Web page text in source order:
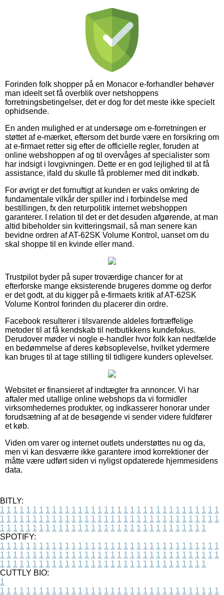
Forinden folk shopper på en Monacor e-forhandler behøver
man ideelt set få overblik over netshoppens
forretningsbetingelser, det er dog for det meste ikke specielt
ophidsende.
En anden mulighed er at undersøge om e-forretningen er
støttet af e-mærket, eftersom det burde være en forsikring om
at e-firmaet retter sig efter de officielle regler, foruden at
online webshoppen af og til overvåges af specialister som
har indsigt i lovgivningen. Dette er en god lejlighed til at få
assistance, ifald du skulle få problemer med dit indkøb.
For øvrigt er det fornuftigt at kunden er vaks omkring de
fundamentale vilkår der spiller ind i forbindelse med
bestillingen, fx den returpolitik internet webshoppen
garanterer. I relation til det er det desuden afgørende, at man
altid bibeholder sin kvitteringsmail, så man senere kan
bevidne ordren af AT-62SK Volume Kontrol, uanset om du
skal shoppe til en kvinde eller mand.
Trustpilot byder på super troværdige chancer for at
efterforske mange eksisterende brugeres domme og derfor
er det godt, at du kigger på e-firmaets kritik af AT-62SK
Volume Kontrol forinden du placerer din ordre.
Facebook resulterer i tilsvarende aldeles fortræffelige
metoder til at få kendskab til netbutikkens kundefokus.
Derudover møder vi nogle e-handler hvor folk kan nedfælde
en bedømmelse af deres købsoplevelse, hvilket ydermere
kan bruges til at tage stilling til tidligere kunders oplevelser.
Websitet er finansieret af indtægter fra annoncer. Vi har
aftaler med utallige online webshops da vi formidler
virksomhedernes produkter, og indkasserer honorar under
forudsætning af at de besøgende vi sender videre fuldfører
et køb.
Viden om varer og internet outlets understøttes nu og da,
men vi kan desværre ikke garantere imod korrektioner der
måtte være udført siden vi nyligst opdaterede hjemmesidens
data.
BITLY:
1 1 1 1 1 1 1 1 1 1 1 1 1 1 1 1 1 1 1 1 1 1 1 1 1 1 1 1 1 1 1 1 1 1
1 1 1 1 1 1 1 1 1 1 1 1 1 1 1 1 1 1 1 1 1 1 1 1 1 1 1 1 1 1 1 1 1 1
1 1 1 1 1 1 1 1 1 1 1 1 1 1 1 1 1 1 1 1 1 1 1 1 1 1 1 1 1 1 1 1
SPOTIFY:
1 1 1 1 1 1 1 1 1 1 1 1 1 1 1 1 1 1 1 1 1 1 1 1 1 1 1 1 1 1 1 1 1 1
1 1 1 1 1 1 1 1 1 1 1 1 1 1 1 1 1 1 1 1 1 1 1 1 1 1 1 1 1 1 1 1 1 1
1 1 1 1 1 1 1 1 1 1 1 1 1 1 1 1 1 1 1 1 1 1 1 1 1 1 1 1 1 1 1 1
CUTTLY BIO:
1
1 1 1 1 1 1 1 1 1 1 1 1 1 1 1 1 1 1 1 1 1 1 1 1 1 1 1 1 1 1 1 1 1 1